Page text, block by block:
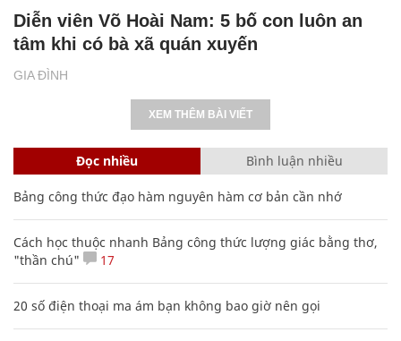
GIA ĐÌNH
Diễn viên Võ Hoài Nam: 5 bố con luôn an
tâm khi có bà xã quán xuyến
XEM THÊM BÀI VIẾT
Đọc nhiều Bình luận nhiều
Bảng công thức đạo hàm nguyên hàm cơ bản cần nhớ
Cách học thuộc nhanh Bảng công thức lượng giác bằng thơ,
"thần chú"
17
20 số điện thoại ma ám bạn không bao giờ nên gọi